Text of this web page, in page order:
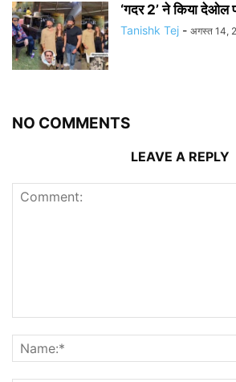
‘गदर 2’ ने किया देओल
Tanishk Tej - अगस्त 14,
NO COMMENTS
LEAVE A REPLY